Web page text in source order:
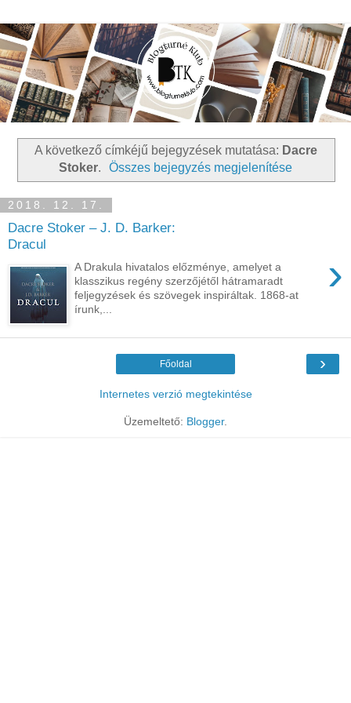
A következő címkéjű bejegyzések mutatása: Dacre
Stoker. Összes bejegyzés megjelenítése
2018. 12. 17.
Dacre Stoker – J. D. Barker:
Dracul
›
A Drakula hivatalos előzménye, amelyet a
klasszikus regény szerzőjétől hátramaradt
feljegyzések és szövegek inspiráltak. 1868-at
írunk,...
›
Főoldal
Internetes verzió megtekintése
Üzemeltető: Blogger.